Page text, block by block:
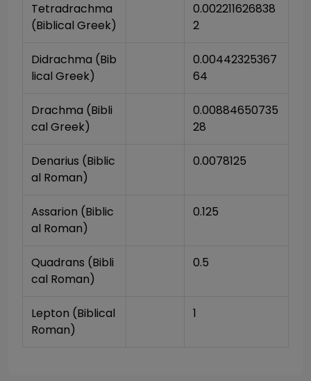
Tetradrachma
(Biblical Greek)
0.002211626838
2
Didrachma (Bib
lical Greek)
0.00442325367
64
Drachma (Bibli
cal Greek)
0.00884650735
28
Denarius (Biblic
al Roman)
0.0078125
Assarion (Biblic
al Roman)
0.125
Quadrans (Bibli
cal Roman)
0.5
Lepton (Biblical
Roman)
1